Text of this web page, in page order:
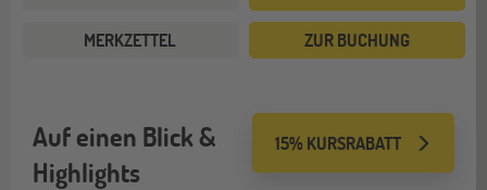
MERKZETTEL ZUR BUCHUNG
15% KURSRABATT
Auf einen Blick &
Highlights